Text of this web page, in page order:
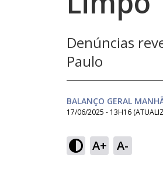
Denúncias
Paulo
BALANÇO GERAL
17/06/2025 - 13H16
A+ A-